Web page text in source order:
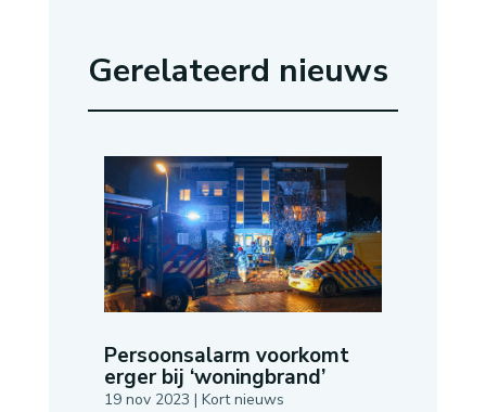
Gerelateerd nieuws
Persoonsalarm voorkomt
erger bij ‘woningbrand’
19 nov 2023 | Kort nieuws